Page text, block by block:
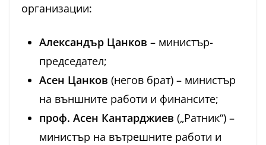
организации:
Александър Цанков – министър-
председател;
Асен Цанков (негов брат) – министър
на външните работи и финансите;
проф. Асен Кантарджиев („Ратник“) –
министър на вътрешните работи и